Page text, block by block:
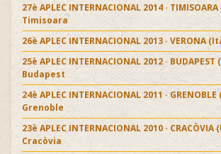
27è APLEC INTERNACIONAL 2014 ·
Timisoara
26è APLEC INTERNACIONAL 2013 · VERONA
25è APLEC INTERNACIONAL 2012 ·
Budapest
24è APLEC INTERNACIONAL 2011 ·
Grenoble
23è APLEC INTERNACIONAL 2010 ·
Cracòvia